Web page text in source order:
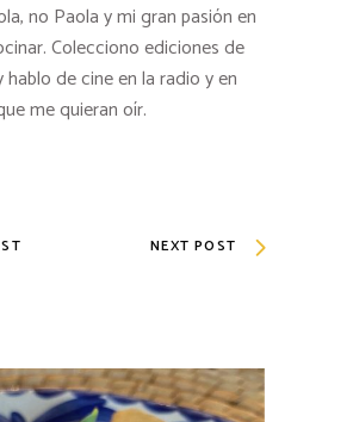
no Paola y mi gran pasión en
Colecciono ediciones de
hablo de cine en la radio y en
me quieran oír.
NEXT POST